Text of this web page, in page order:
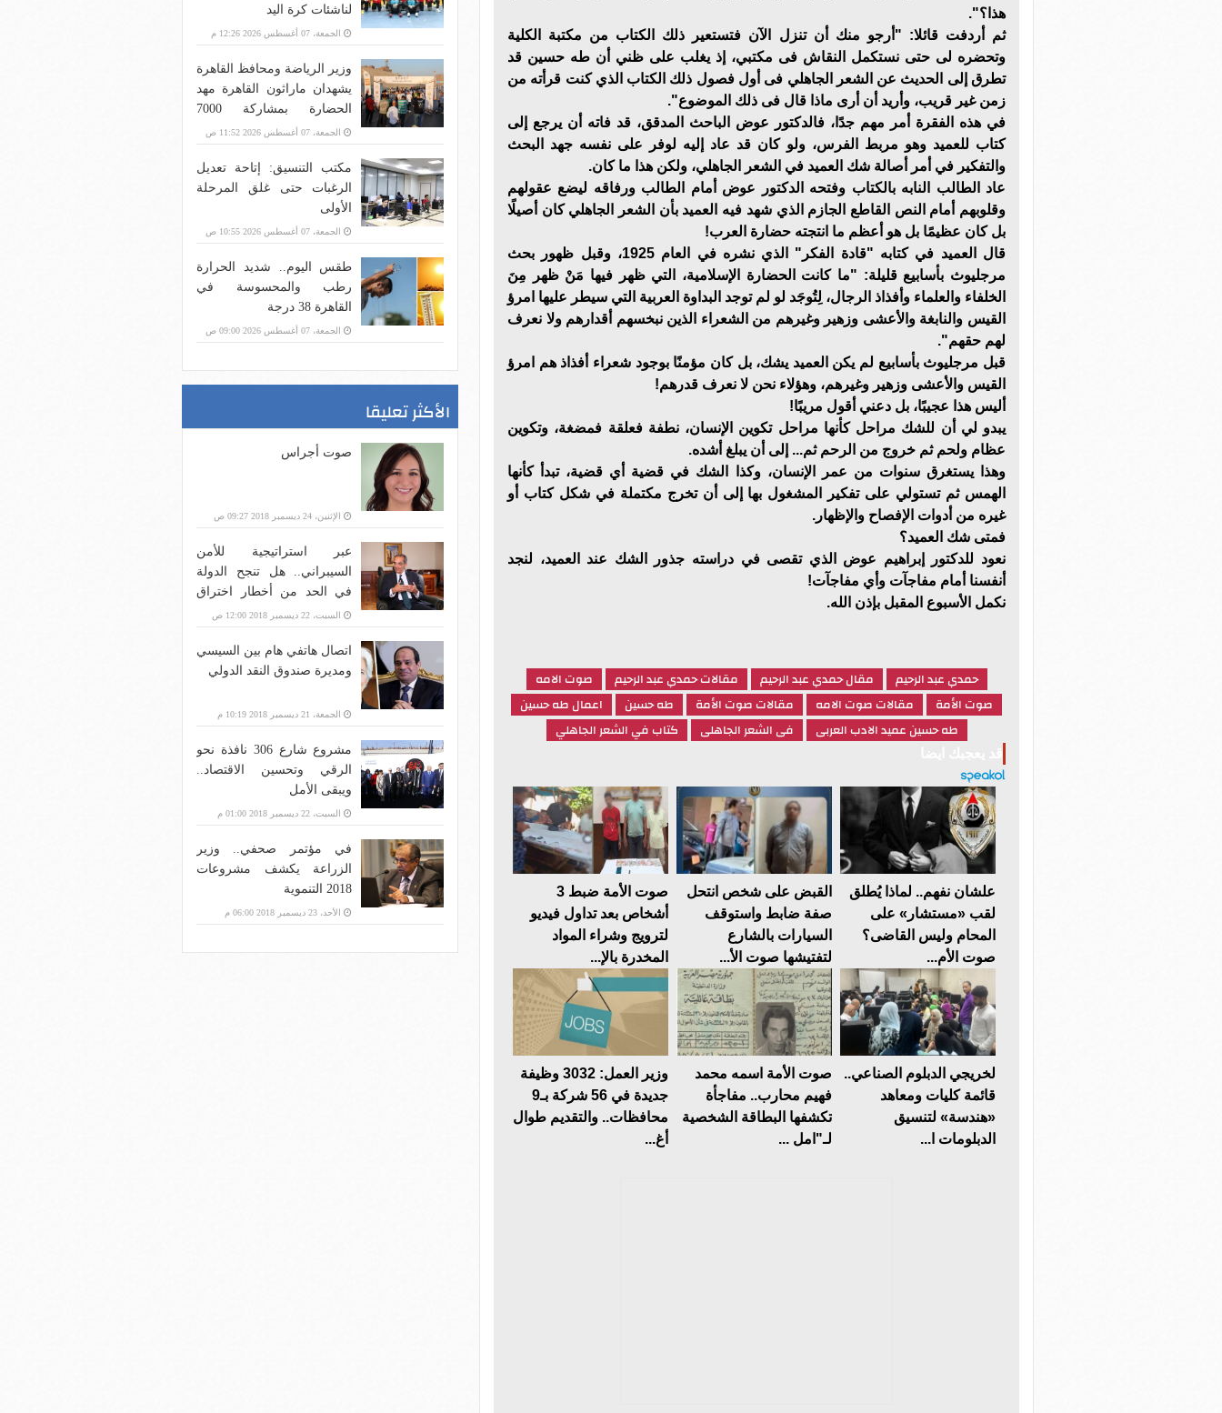
هذا؟".
ثم أردفت قائلا: "أرجو منك أن تنزل الآن فتستعير ذلك الكتاب من مكتبة الكلية
وتحضره لى حتى نستكمل النقاش فى مكتبي، إذ يغلب على ظني أن طه حسين قد
تطرق إلى الحديث عن الشعر الجاهلي فى أول فصول ذلك الكتاب الذي كنت قرأته من
زمن غير قريب، وأريد أن أرى ماذا قال فى ذلك الموضوع".
في هذه الفقرة أمر مهم جدًا، فالدكتور عوض الباحث المدقق، قد فاته أن يرجع إلى
كتاب للعميد وهو مربط الفرس، ولو كان قد عاد إليه لوفر على نفسه جهد البحث
والتفكير في أمر أصالة شك العميد في الشعر الجاهلي، ولكن هذا ما كان.
عاد الطالب النابه بالكتاب وفتحه الدكتور عوض أمام الطالب ورفاقه ليضع عقولهم
وقلوبهم أمام النص القاطع الجازم الذي شهد فيه العميد بأن الشعر الجاهلي كان أصيلًا
بل كان عظيمًا بل هو أعظم ما انتجته حضارة العرب!
قال العميد في كتابه "قادة الفكر" الذي نشره في العام 1925، وقبل ظهور بحث
مرجليوث بأسابيع قليلة: "ما كانت الحضارة الإسلامية، التي ظهر فيها مَنْ ظهر مِنَ
الخلفاء والعلماء وأفذاذ الرجال، لِتُوجَد لو لم توجد البداوة العربية التي سيطر عليها امرؤ
القيس والنابغة والأعشى وزهير وغيرهم من الشعراء الذين نبخسهم أقدارهم ولا نعرف
لهم حقهم".
قبل مرجليوث بأسابيع لم يكن العميد يشك، بل كان مؤمنًا بوجود شعراء أفذاذ هم امرؤ
القيس والأعشى وزهير وغيرهم، وهؤلاء نحن لا نعرف قدرهم!
أليس هذا عجيبًا، بل دعني أقول مريبًا!
يبدو لي أن للشك مراحل كأنها مراحل تكوين الإنسان، نطفة فعلقة فمضغة، وتكوين
عظام ولحم ثم خروج من الرحم ثم... إلى أن يبلغ أشده.
وهذا يستغرق سنوات من عمر الإنسان، وكذا الشك في قضية أي قضية، تبدأ كأنها
الهمس ثم تستولي على تفكير المشغول بها إلى أن تخرج مكتملة في شكل كتاب أو
غيره من أدوات الإفصاح والإظهار.
فمتى شك العميد؟
نعود للدكتور إبراهيم عوض الذي تقصى في دراسته جذور الشك عند العميد، لنجد
أنفسنا أمام مفاجآت وأي مفاجآت!
نكمل الأسبوع المقبل بإذن الله.
حمدي عبد الرحيم مقال حمدي عبد الرحيم مقالات حمدي عبد الرحيم
صوت الامه
صوت الأمة
مقالات صوت الامه مقالات صوت الأمة طه حسين
اعمال طه حسين
طه حسين عميد الادب العربى
فى الشعر الجاهلى كتاب في الشعر الجاهلي
علشان نفهم.. لماذا يُطلق
لقب «مستشار» على
المحام وليس القاضى؟
صوت الأم...
القبض على شخص انتحل
صفة ضابط واستوقف
السيارات بالشارع
لتفتيشها صوت الأ...
صوت الأمة ضبط 3
أشخاص بعد تداول فيديو
لترويج وشراء المواد
المخدرة بالإ...
لخريجي الدبلوم الصناعي..
قائمة كليات ومعاهد
«هندسة» لتنسيق
الدبلومات ا...
صوت الأمة اسمه محمد
فهيم محارب.. مفاجأة
تكشفها البطاقة الشخصية
لـ"امل ...
وزير العمل: 3032 وظيفة
جديدة في 56 شركة بـ9
محافظات.. والتقديم طوال
أغ...
لناشئات كرة اليد
الجمعة، 07 أغسطس 2026 12:26 م
وزير الرياضة ومحافظ القاهرة
يشهدان ماراثون القاهرة مهد
الحضارة بمشاركة 7000
متسابق
الجمعة، 07 أغسطس 2026 11:52 ص
مكتب التنسيق: إتاحة تعديل
الرغبات حتى غلق المرحلة
الأولى
الجمعة، 07 أغسطس 2026 10:55 ص
طقس اليوم.. شديد الحرارة
رطب والمحسوسة في
القاهرة 38 درجة
الجمعة، 07 أغسطس 2026 09:00 ص
الأكثر تعليقا
صوت أجراس
الإثنين، 24 ديسمبر 2018 09:27 ص
عبر استراتيجية للأمن
السيبراني.. هل تنجح الدولة
في الحد من أخطار اختراق
بنية الاتصالات؟
السبت، 22 ديسمبر 2018 12:00 ص
اتصال هاتفي هام بين السيسي
ومديرة صندوق النقد الدولي
الجمعة، 21 ديسمبر 2018 10:19 م
مشروع شارع 306 نافذة نحو
الرقي وتحسين الاقتصاد..
ويبقى الأمل
السبت، 22 ديسمبر 2018 01:00 م
في مؤتمر صحفي.. وزير
الزراعة يكشف مشروعات
2018 التنموية
الأحد، 23 ديسمبر 2018 06:00 م